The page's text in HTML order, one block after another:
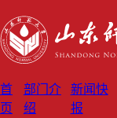
首
页
部门介
绍
新闻快
报